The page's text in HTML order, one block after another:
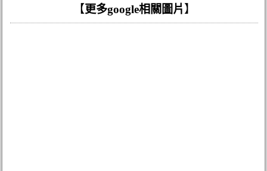
【更多google相關圖片】